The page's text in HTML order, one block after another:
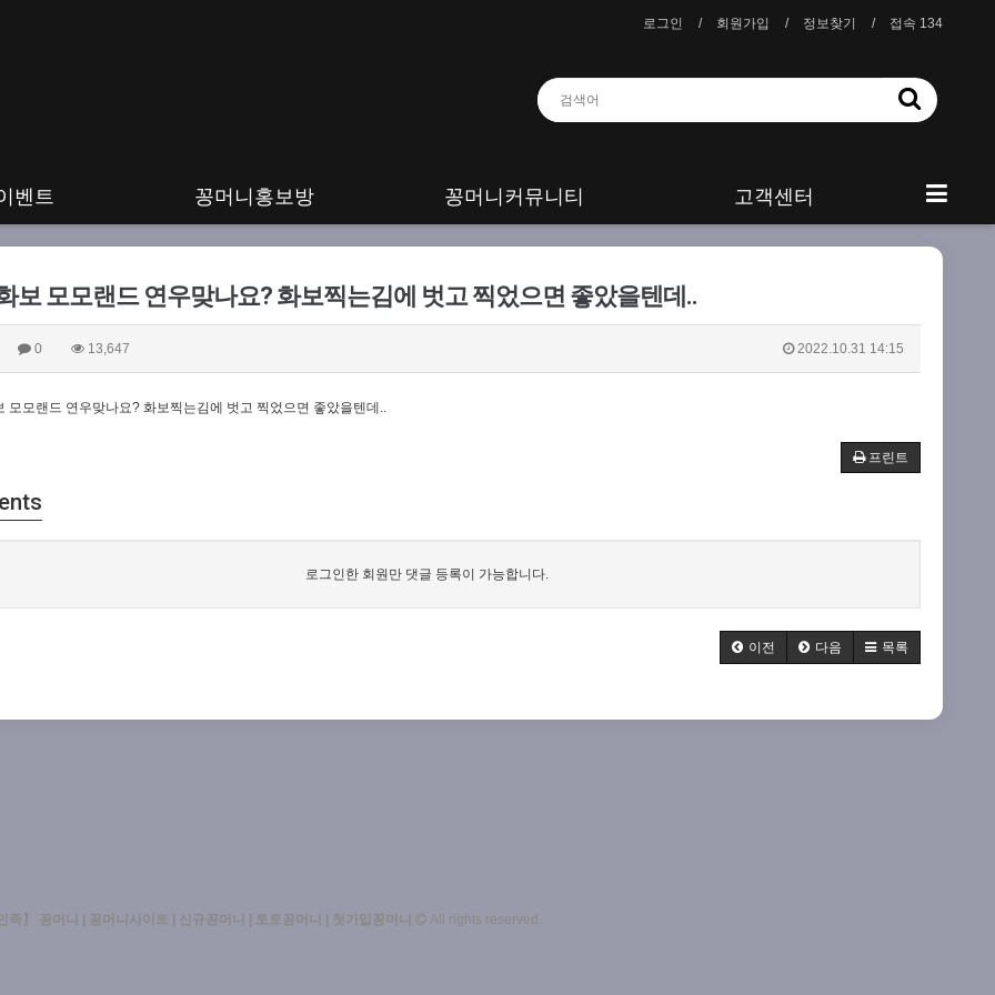
로그인 회원가입 정보찾기 접속 134
벤트 꽁머니홍보방 꽁머니커뮤니티 고객센터
보 모모랜드 연우맞나요? 화보찍는김에 벗고 찍었으면 좋았을텐데..
0 13,647 2022.10.31 14:15
모모랜드 연우맞나요? 화보찍는김에 벗고 찍었으면 좋았을텐데 ..
프린트
로그인한 회원만 댓글 등록이 가능합니다.
이전 다음 목록
족】 꽁머니 | 꽁머니사이트 | 신규꽁머니 | 토토꽁머니 | 첫가입꽁머니 All rights reserved.